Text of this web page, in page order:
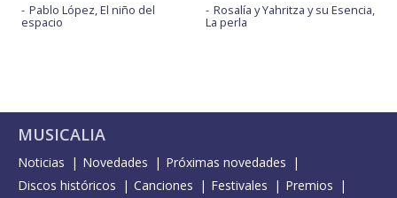
Pablo López, El niño del
espacio
Rosalía y Yahritza y su Esencia,
La perla
MUSICALIA
Noticias Novedades
Próximas novedades
Discos históricos
Canciones Festivales
Premios